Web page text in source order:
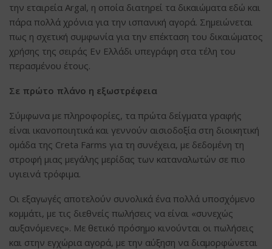
την εταιρεία Argal, η οποία διατηρεί τα δικαιώματα εδώ και
πάρα πολλά χρόνια για την ισπανική αγορά. Σημειώνεται
πως η σχετική συμφωνία για την επέκταση του δικαιώματος
χρήσης της σειράς Εν Ελλάδι υπεγράφη στα τέλη του
περασμένου έτους.
Σε πρώτο πλάνο η εξωστρέφεια
Σύμφωνα με πληροφορίες, τα πρώτα δείγματα γραφής
είναι ικανοποιητικά και γεννούν αισιοδοξία στη διοικητική
ομάδα της Creta Farms για τη συνέχεια, με δεδομένη τη
στροφή μιας μεγάλης μερίδας των καταναλωτών σε πιο
υγιεινά τρόφιμα.
Οι εξαγωγές αποτελούν συνολικά ένα πολλά υποσχόμενο
κομμάτι, με τις διεθνείς πωλήσεις να είναι «συνεχώς
αυξανόμενες». Με θετικό πρόσημο κινούνται οι πωλήσεις
και στην εγχώρια αγορά, με την αύξηση να διαμορφώνεται